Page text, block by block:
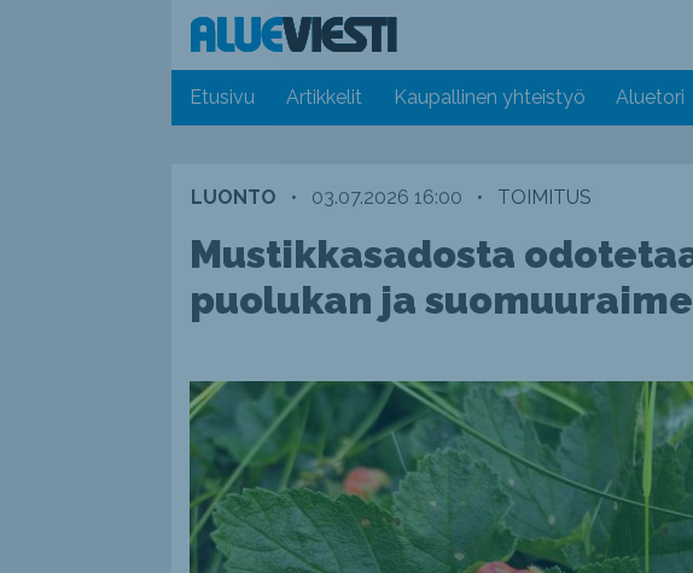
Etusivu Artikkelit Kaupallinen yhteistyö Aluetori
LUONTO • 03.07.2026 16:00 • TOIMITUS
Mustikkasadosta
puolukan ja